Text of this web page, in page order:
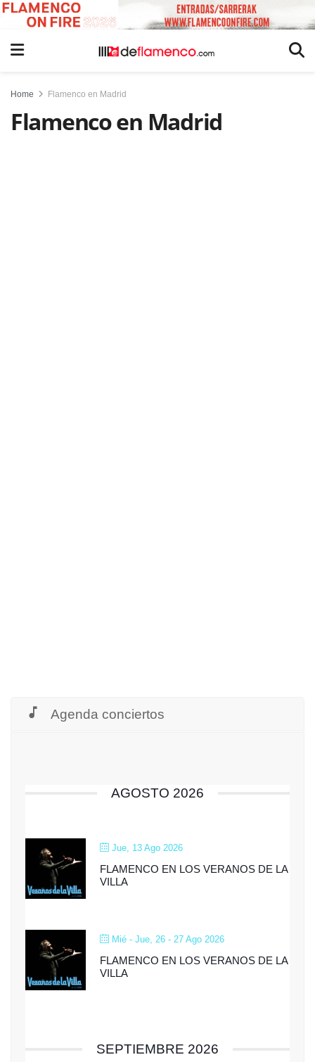
Home Flamenco en Madrid
Flamenco en Madrid
Agenda conciertos
AGOSTO 2026
Jue, 13 Ago 2026
FLAMENCO EN LOS VERANOS DE LA
VILLA
Mié - Jue, 26 - 27 Ago 2026
FLAMENCO EN LOS VERANOS DE LA
VILLA
SEPTIEMBRE 2026